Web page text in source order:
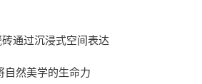
通过沉浸式空间表达
自然美学的生命力